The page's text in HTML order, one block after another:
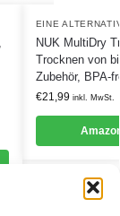
EINE
NUK MultiDry
Trocknen von
Zubehör, BPA-
€21,99 inkl. MwSt.